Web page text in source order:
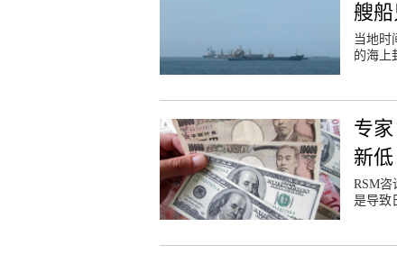
艘船
当地时
的海上
专
新低
RSM咨
是导致